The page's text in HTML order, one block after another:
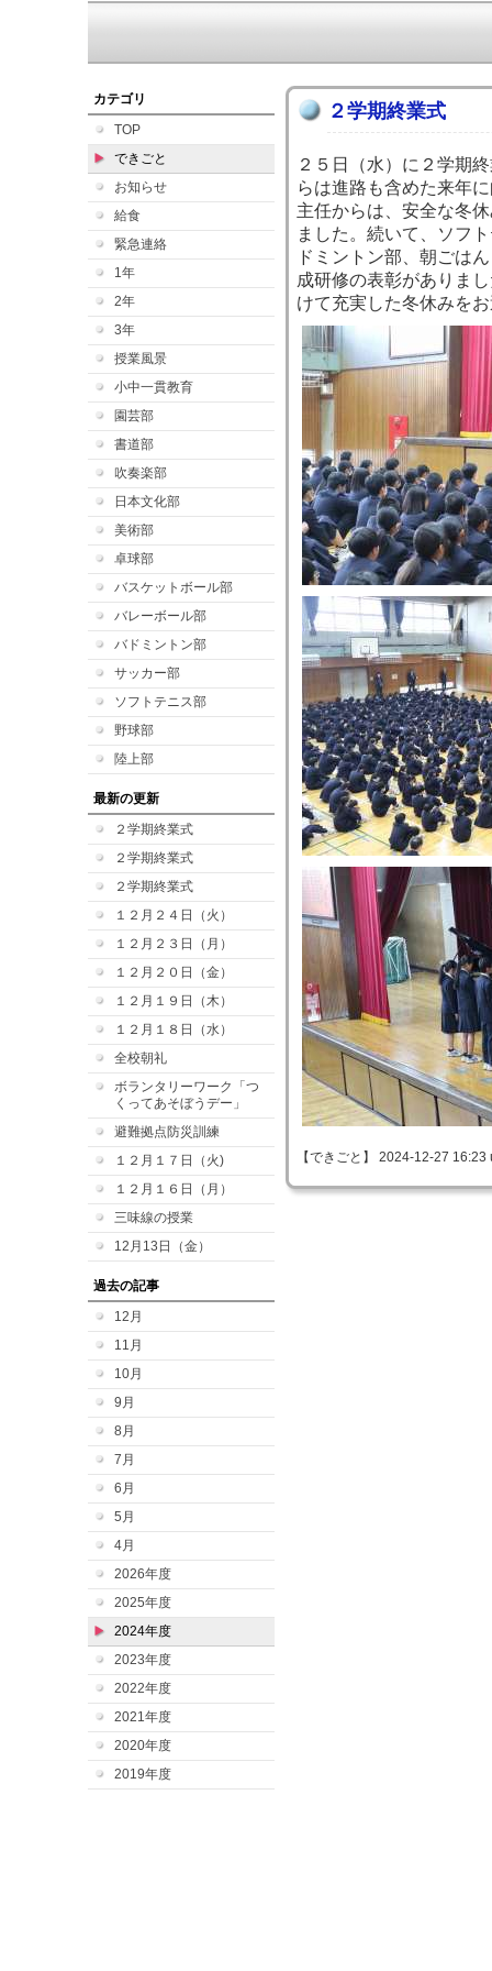
カテゴリ
TOP
できごと
お知らせ
給食
緊急連絡
1年
2年
3年
授業風景
小中一貫教育
園芸部
書道部
吹奏楽部
日本文化部
美術部
卓球部
バスケットボール部
バレーボール部
バドミントン部
サッカー部
ソフトテニス部
野球部
陸上部
最新の更新
２学期終業式
２学期終業式
２学期終業式
１２月２４日（火）
１２月２３日（月）
１２月２０日（金）
１２月１９日（木）
１２月１８日（水）
全校朝礼
ボランタリーワーク「つ
くってあそぼうデー」
避難拠点防災訓練
１２月１７日（火)
１２月１６日（月）
三味線の授業
12月13日（金）
過去の記事
12月
11月
10月
9月
8月
7月
6月
5月
4月
2026年度
2025年度
2024年度
2023年度
2022年度
2021年度
2020年度
2019年度
２学期終業式
２５日（水）に２学期
らは進路も含めた来年
主任からは、安全な冬
ました。続いて、ソフ
ドミントン部、朝ごは
成研修の表彰がありま
けて充実した冬休みを
【できごと】 2024-12-27